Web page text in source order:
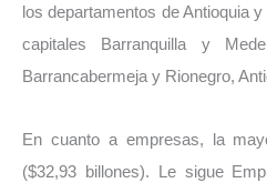
los departamentos de Antioquia
capitales Barranquilla y
Barrancabermeja y Rionegro,
En cuanto a empresas, la
($32,93 billones). Le sigue